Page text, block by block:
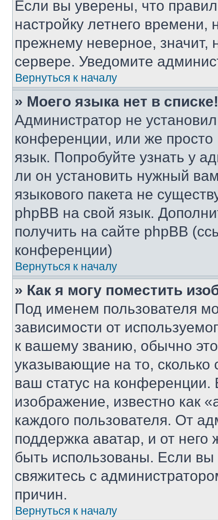
Если вы уверены, что
настройку летнего
прежнему неверное, значит,
сервере. Уведомите
Вернуться к началу
» Моего языка нет в списке!
Администратор не
конференции, или же
язык. Попробуйте узнать у
ли он установить нужный
языкового пакета не
phpBB на свой язык.
получить на сайте phpBB
конференции)
Вернуться к началу
» Как я могу поместить
Под именем пользователя
зависимости от
к вашему званию, обычно это
указывающие на то,
ваш статус на
изображение, известно как
каждого пользователя. От
поддержка аватар, и от него
быть использованы. Если
свяжитесь с
причин.
Вернуться к началу